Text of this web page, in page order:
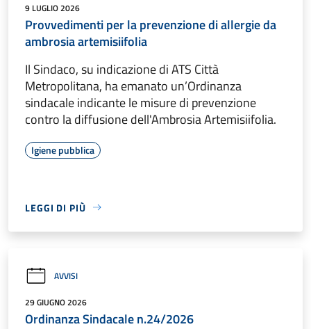
9 LUGLIO 2026
Provvedimenti per la prevenzione di allergie da
ambrosia artemisiifolia
Il Sindaco, su indicazione di ATS Città
Metropolitana, ha emanato un’Ordinanza
sindacale indicante le misure di prevenzione
contro la diffusione dell'Ambrosia Artemisiifolia.
Igiene pubblica
LEGGI DI PIÙ
AVVISI
29 GIUGNO 2026
Ordinanza Sindacale n.24/2026